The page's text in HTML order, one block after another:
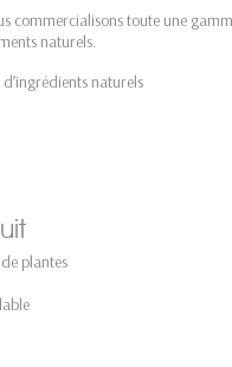
commercialisons toute une
naturels.
naturels
plantes